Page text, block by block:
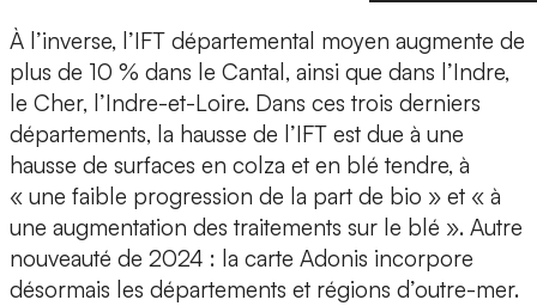
À l’inverse, l’IFT départemental moyen augmente de
plus de 10 % dans le Cantal, ainsi que dans l’Indre,
le Cher, l’Indre-et-Loire. Dans ces trois derniers
départements, la hausse de l’IFT est due à une
hausse de surfaces en colza et en blé tendre, à
« une faible progression de la part de bio » et « à
une augmentation des traitements sur le blé ». Autre
nouveauté de 2024 : la carte Adonis incorpore
désormais les départements et régions d’outre-mer.